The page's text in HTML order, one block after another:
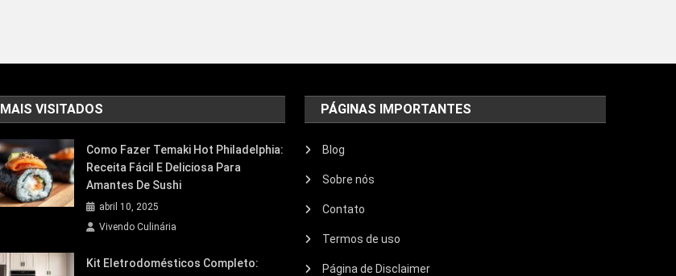
MAIS VISITADOS
Como Fazer Temaki Hot Philadelphia:
Receita Fácil E Deliciosa Para
Amantes De Sushi
abril 10, 2025
Vivendo Culinária
Kit Eletrodomésticos Completo:
PÁGINAS IMPORTANTES
Blog
Sobre nós
Contato
Termos de uso
Página de Disclaimer